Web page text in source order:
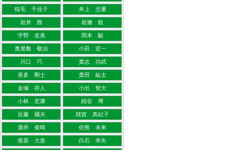
稲毛 千佳子 井上 忠重
岩井 茜 岩瀨 航
宇野 友美 岡本 駿
奥屋敷 敬治 小田 宏一
川口 巧 貴志 功武
喜多 剛士 貴田 紘太
金城 存人 小出 智大
小林 宏康 紺谷 博
近藤 國夫 雑賀 真紀子
酒井 俊晴 佐熊 未来
柴原 大造 白石 幸矢